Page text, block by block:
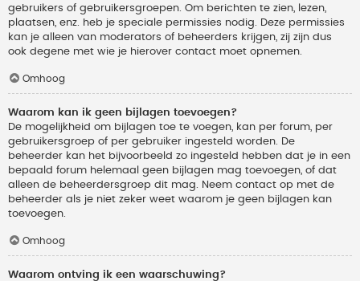
gebruikers of gebruikersgroepen. Om berichten te zien, lezen,
plaatsen, enz. heb je speciale permissies nodig. Deze permissies
kan je alleen van moderators of beheerders krijgen, zij zijn dus
ook degene met wie je hierover contact moet opnemen.
Omhoog
Waarom kan ik geen bijlagen toevoegen?
De mogelijkheid om bijlagen toe te voegen, kan per forum, per
gebruikersgroep of per gebruiker ingesteld worden. De
beheerder kan het bijvoorbeeld zo ingesteld hebben dat je in een
bepaald forum helemaal geen bijlagen mag toevoegen, of dat
alleen de beheerdersgroep dit mag. Neem contact op met de
beheerder als je niet zeker weet waarom je geen bijlagen kan
toevoegen.
Omhoog
Waarom ontving ik een waarschuwing?